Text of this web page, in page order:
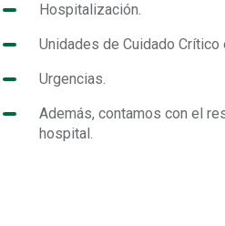
Hospitalización.
Unidades de Cuidado Crítico
Urgencias.
Además, contamos con el
hospital.